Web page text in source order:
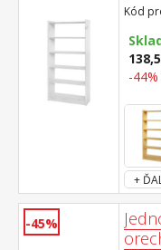
Kód
-44%
+
-45%